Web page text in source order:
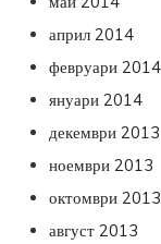
април 2014
февруари 2014
януари 2014
декември 2013
ноември 2013
октомври 2013
август 2013